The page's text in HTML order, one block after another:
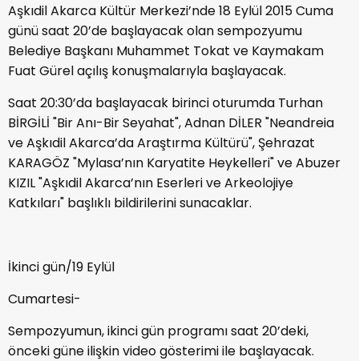
Aşkıdil Akarca Kültür Merkezi’nde 18 Eylül 2015 Cuma
günü saat 20’de başlayacak olan sempozyumu
Belediye Başkanı Muhammet Tokat ve Kaymakam
Fuat Gürel açılış konuşmalarıyla başlayacak.
Saat 20:30’da başlayacak birinci oturumda Turhan
BİRGİLİ "Bir Anı-Bir Seyahat", Adnan DİLER "Neandreia
ve Aşkıdil Akarca’da Araştırma Kültürü", Şehrazat
KARAGÖZ "Mylasa’nın Karyatite Heykelleri" ve Abuzer
KIZIL "Aşkıdil Akarca’nın Eserleri ve Arkeolojiye
Katkıları" başlıklı bildirilerini sunacaklar.
İkinci gün/19 Eylül
Cumartesi-
Sempozyumun, ikinci gün programı saat 20’deki,
önceki güne ilişkin video gösterimi ile başlayacak.